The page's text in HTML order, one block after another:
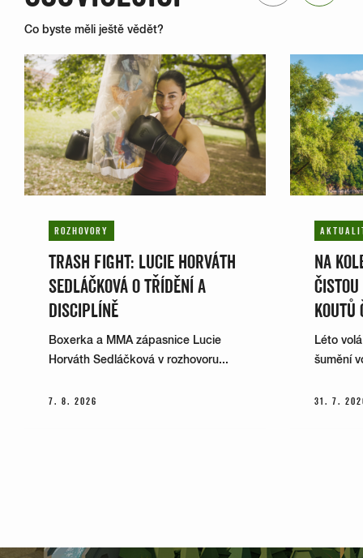
Co byste měli ještě vědět?
ROZHOVORY
TRASH FIGHT: LUCIE HORVÁTH
SEDLÁČKOVÁ O TŘÍDĚNÍ A
DISCIPLÍNĚ
Boxerka a MMA zápasnice Lucie
Horváth Sedláčková v rozhovoru...
7. 8. 2026
NA
KOUTŮ
Léto
šumění
31. 7.